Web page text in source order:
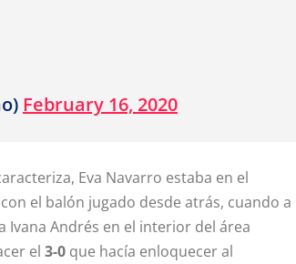
February 16, 2020
Eva Navarro estaba en el
el balón jugado desde atrás, cuando a
Ivana Andrés en el interior del área
el 3-0 que hacía enloquecer al